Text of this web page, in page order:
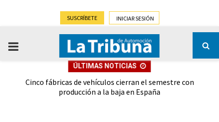
SUSCRÍBETE INICIAR SESIÓN
PRIMARY
ÚLTIMAS NOTICIAS
Cinco fábricas de vehículos cierran el semestre con
producción a la baja en España